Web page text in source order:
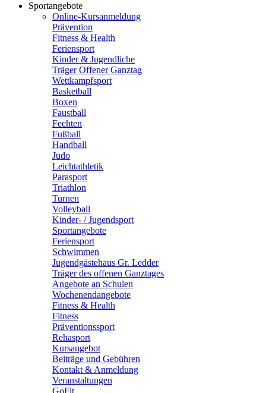
Sportangebote
Online-Kursanmeldung
Prävention
Fitness & Health
Feriensport
Kinder & Jugendliche
Träger Offener Ganztag
Wettkampfsport
Basketball
Boxen
Faustball
Fechten
Fußball
Handball
Judo
Leichtathletik
Parasport
Triathlon
Turnen
Volleyball
Kinder- / Jugendsport
Sportangebote
Feriensport
Schwimmen
Jugendgästehaus Gr. Ledder
Träger des offenen Ganztages
Angebote an Schulen
Wochenendangebote
Fitness & Health
Fitness
Präventionssport
Rehasport
Kursangebot
Beiträge und Gebühren
Kontakt & Anmeldung
Veranstaltungen
GoFit